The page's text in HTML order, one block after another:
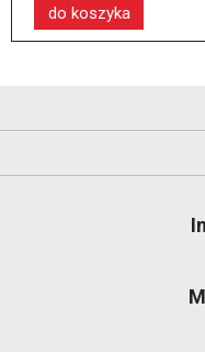
do koszyka